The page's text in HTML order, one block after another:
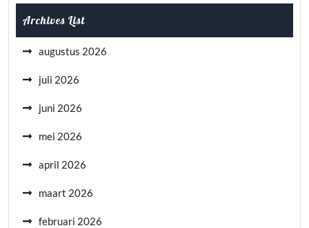
Archives List
augustus 2026
juli 2026
juni 2026
mei 2026
april 2026
maart 2026
februari 2026